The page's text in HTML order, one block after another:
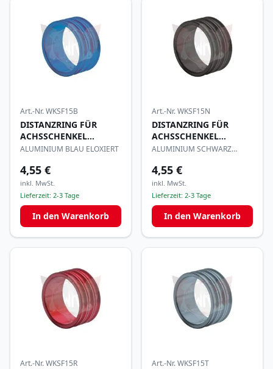
Art.-Nr.WKSF15B
DISTANZRING FÜR
ACHSSCHENKEL
25x15mm
ALUMINIUM BLAU ELOXIERT
4,55 €
inkl. MwSt.
Lieferzeit: 2-3 Tage
In den Warenkorb
Art.-Nr.WKSF15N
DISTANZRING FÜR
ACHSSCHENKEL
25x15mm
ALUMINIUM SCHWARZ
4,55 €
inkl. MwSt.
Lieferzeit: 2-3 Tage
In den Warenkorb
Art.-Nr.WKSF15R Art.-Nr.WKSF15T